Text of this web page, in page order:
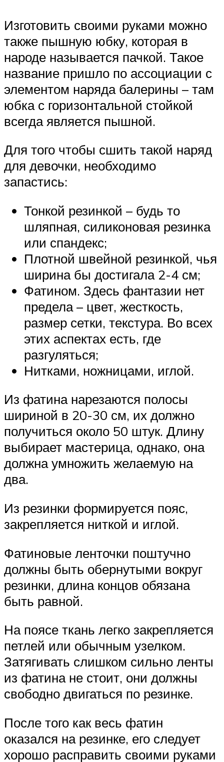
Изготовить своими руками можно
также пышную юбку, которая в
народе называется пачкой. Такое
название пришло по ассоциации с
элементом наряда балерины – там
юбка с горизонтальной стойкой
всегда является пышной.
Для того чтобы сшить такой наряд
для девочки, необходимо
запастись:
Тонкой резинкой – будь то
шляпная, силиконовая резинка
или спандекс;
Плотной швейной резинкой, чья
ширина бы достигала 2-4 см;
Фатином. Здесь фантазии нет
предела – цвет, жесткость,
размер сетки, текстура. Во всех
этих аспектах есть, где
разгуляться;
Нитками, ножницами, иглой.
Из фатина нарезаются полосы
шириной в 20-30 см, их должно
получиться около 50 штук. Длину
выбирает мастерица, однако, она
должна умножить желаемую на
два.
Из резинки формируется пояс,
закрепляется ниткой и иглой.
Фатиновые ленточки поштучно
должны быть обернутыми вокруг
резинки, длина концов обязана
быть равной.
На поясе ткань легко закрепляется
петлей или обычным узелком.
Затягивать слишком сильно ленты
из фатина не стоит, они должны
свободно двигаться по резинке.
После того как весь фатин
оказался на резинке, его следует
хорошо расправить своими руками